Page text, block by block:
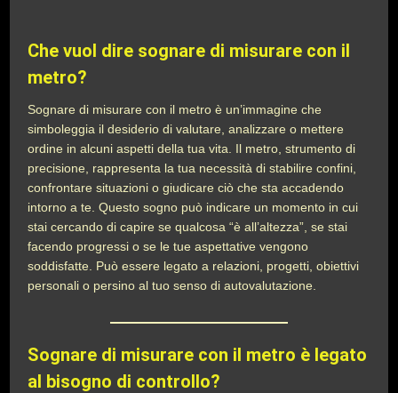
Che vuol dire sognare di misurare con il
metro?
Sognare di misurare con il metro è un’immagine che
simboleggia il desiderio di valutare, analizzare o mettere
ordine in alcuni aspetti della tua vita. Il metro, strumento di
precisione, rappresenta la tua necessità di stabilire confini,
confrontare situazioni o giudicare ciò che sta accadendo
intorno a te. Questo sogno può indicare un momento in cui
stai cercando di capire se qualcosa “è all’altezza”, se stai
facendo progressi o se le tue aspettative vengono
soddisfatte. Può essere legato a relazioni, progetti, obiettivi
personali o persino al tuo senso di autovalutazione.
Sognare di misurare con il metro è legato
al bisogno di controllo?